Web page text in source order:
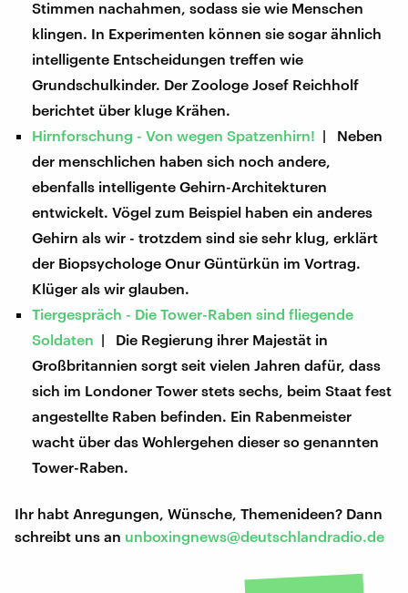
Stimmen nachahmen, sodass sie wie Menschen
klingen. In Experimenten können sie sogar ähnlich
intelligente Entscheidungen treffen wie
Grundschulkinder. Der Zoologe Josef Reichholf
berichtet über kluge Krähen.
Hirnforschung - Von wegen Spatzenhirn! | Neben
der menschlichen haben sich noch andere,
ebenfalls intelligente Gehirn-Architekturen
entwickelt. Vögel zum Beispiel haben ein anderes
Gehirn als wir - trotzdem sind sie sehr klug, erklärt
der Biopsychologe Onur Güntürkün im Vortrag.
Klüger als wir glauben.
Tiergespräch - Die Tower-Raben sind fliegende
Soldaten | Die Regierung ihrer Majestät in
Großbritannien sorgt seit vielen Jahren dafür, dass
sich im Londoner Tower stets sechs, beim Staat fest
angestellte Raben befinden. Ein Rabenmeister
wacht über das Wohlergehen dieser so genannten
Tower-Raben.
Ihr habt Anregungen, Wünsche, Themenideen? Dann
schreibt uns an unboxingnews@deutschlandradio.de